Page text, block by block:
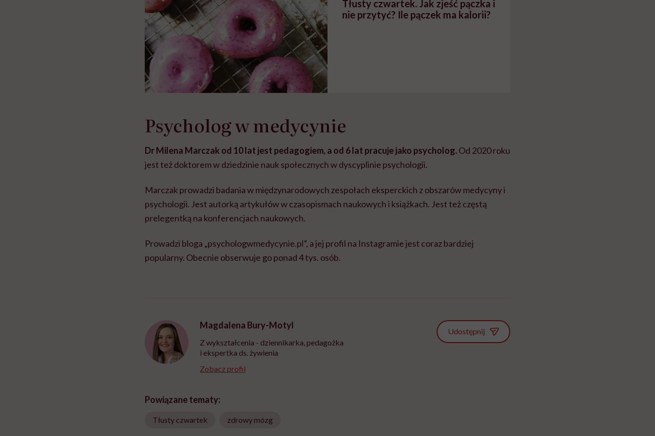
Tłusty czwartek. Jak zjeść pączka i
nie przytyć? Ile pączek ma kalorii?
Psycholog w medycynie
Dr Milena Marczak od 10 lat jest pedagogiem, a od 6 lat pracuje jako psycholog. Od 2020 roku
jest też doktorem w dziedzinie nauk społecznych w dyscyplinie psychologii.
Marczak prowadzi badania w międzynarodowych zespołach eksperckich z obszarów medycyny i
psychologii. Jest autorką artykułów w czasopismach naukowych i książkach. Jest też częstą
prelegentką na konferencjach naukowych.
Prowadzi bloga „psychologwmedycynie.pl”, a jej profil na Instagramie jest coraz bardziej
popularny. Obecnie obserwuje go ponad 4 tys. osób.
Magdalena Bury-Motyl
Z wykształcenia - dziennikarka, pedagożka
i ekspertka ds. żywienia
Zobacz profil
Udostępnij
Powiązane tematy:
Tłusty czwartek zdrowy mózg